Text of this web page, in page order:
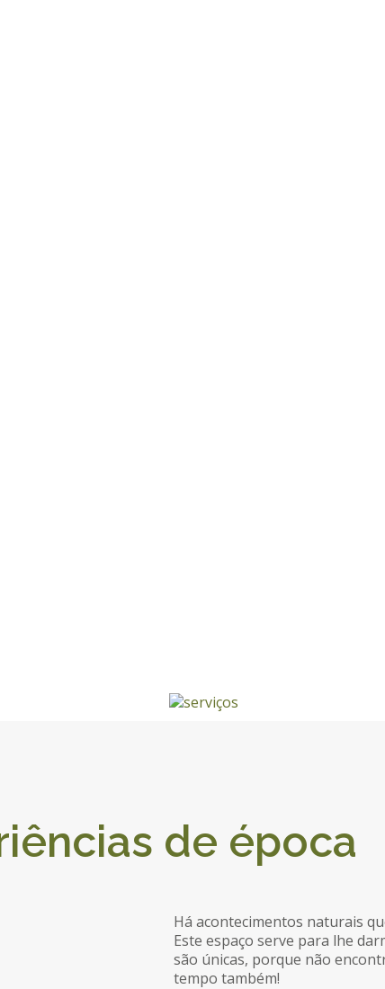
de época
Há acontecimentos naturais
Este espaço serve para lhe
são únicas, porque não
tempo também!